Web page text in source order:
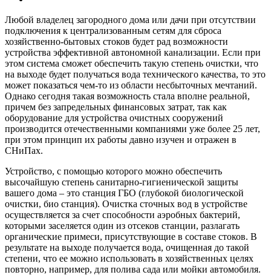
Любой владелец загородного дома или дачи при отсутствии
подключения к централизованным сетям для сброса
хозяйственно-бытовых стоков будет рад возможности
устройства эффективной автономной канализации. Если при
этом система сможет обеспечить такую степень очистки, что
на выходе будет получаться вода технического качества, то это
может показаться чем-то из области несбыточных мечтаний.
Однако сегодня такая возможность стала вполне реальной,
причем без запредельных финансовых затрат, так как
оборудование для устройства очистных сооружений
производится отечественными компаниями уже более 25 лет,
при этом принцип их работы давно изучен и отражен в
СНиПах.
Устройство, с помощью которого можно обеспечить
высочайшую степень санитарно-гигиенической защиты
вашего дома – это станция ГБО (глубокой биологической
очистки, био станция). Очистка сточных вод в устройстве
осуществляется за счет способности аэробных бактерий,
которыми заселяется один из отсеков станции, разлагать
органические примеси, присутствующие в составе стоков. В
результате на выходе получается вода, очищенная до такой
степени, что ее можно использовать в хозяйственных целях
повторно, например, для полива сада или мойки автомобиля.